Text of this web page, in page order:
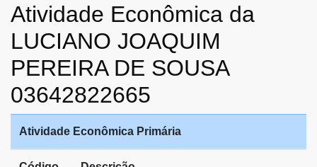
Atividade Econômica da
LUCIANO JOAQUIM
PEREIRA DE SOUSA
03642822665
Atividade Econômica Primária